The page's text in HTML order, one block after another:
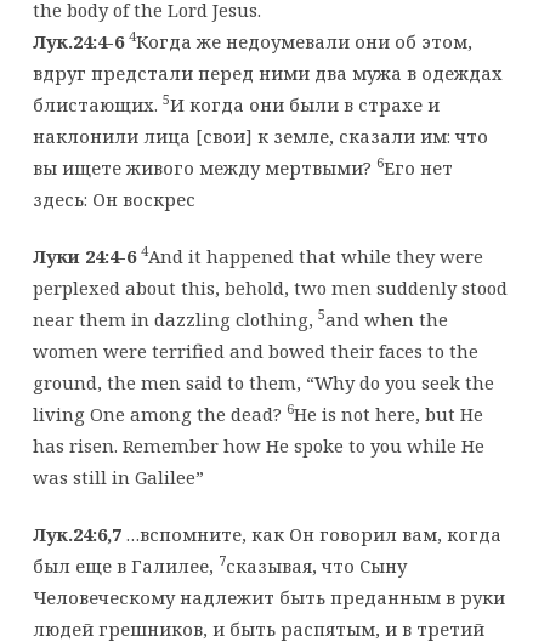
the body of the Lord Jesus.
Лук.24:4-6 4Когда же недоумевали они об этом,
вдруг предстали перед ними два мужа в одеждах
блистающих. 5И когда они были в страхе и
наклонили лица [свои] к земле, сказали им: что
вы ищете живого между мертвыми? 6Его нет
здесь: Он воскрес
Луки 24:4-6 4And it happened that while they were
perplexed about this, behold, two men suddenly stood
near them in dazzling clothing, 5and when the
women were terrified and bowed their faces to the
ground, the men said to them, “Why do you seek the
living One among the dead? 6He is not here, but He
has risen. Remember how He spoke to you while He
was still in Galilee”
Лук.24:6,7…вспомните, как Он говорил вам, когда
был еще в Галилее, 7сказывая, что Сыну
Человеческому надлежит быть преданным в руки
людей грешников, и быть распятым, и в третий